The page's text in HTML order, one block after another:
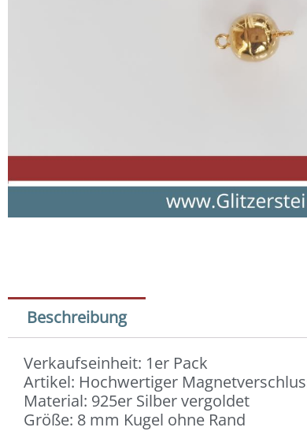
Beschreibung
Verkaufseinheit: 1er Pack
Artikel: Hochwertiger
Material: 925er Silber vergoldet
Größe: 8 mm Kugel ohne Rand